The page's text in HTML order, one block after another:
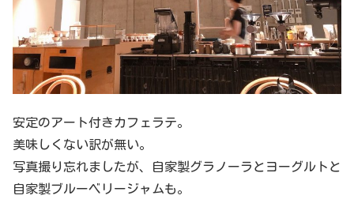
安定のアート付きカフェラテ。
美味しくない訳が無い。
写真撮り忘れましたが、自家製グラノーラとヨーグルトと
自家製ブルーベリージャムも。